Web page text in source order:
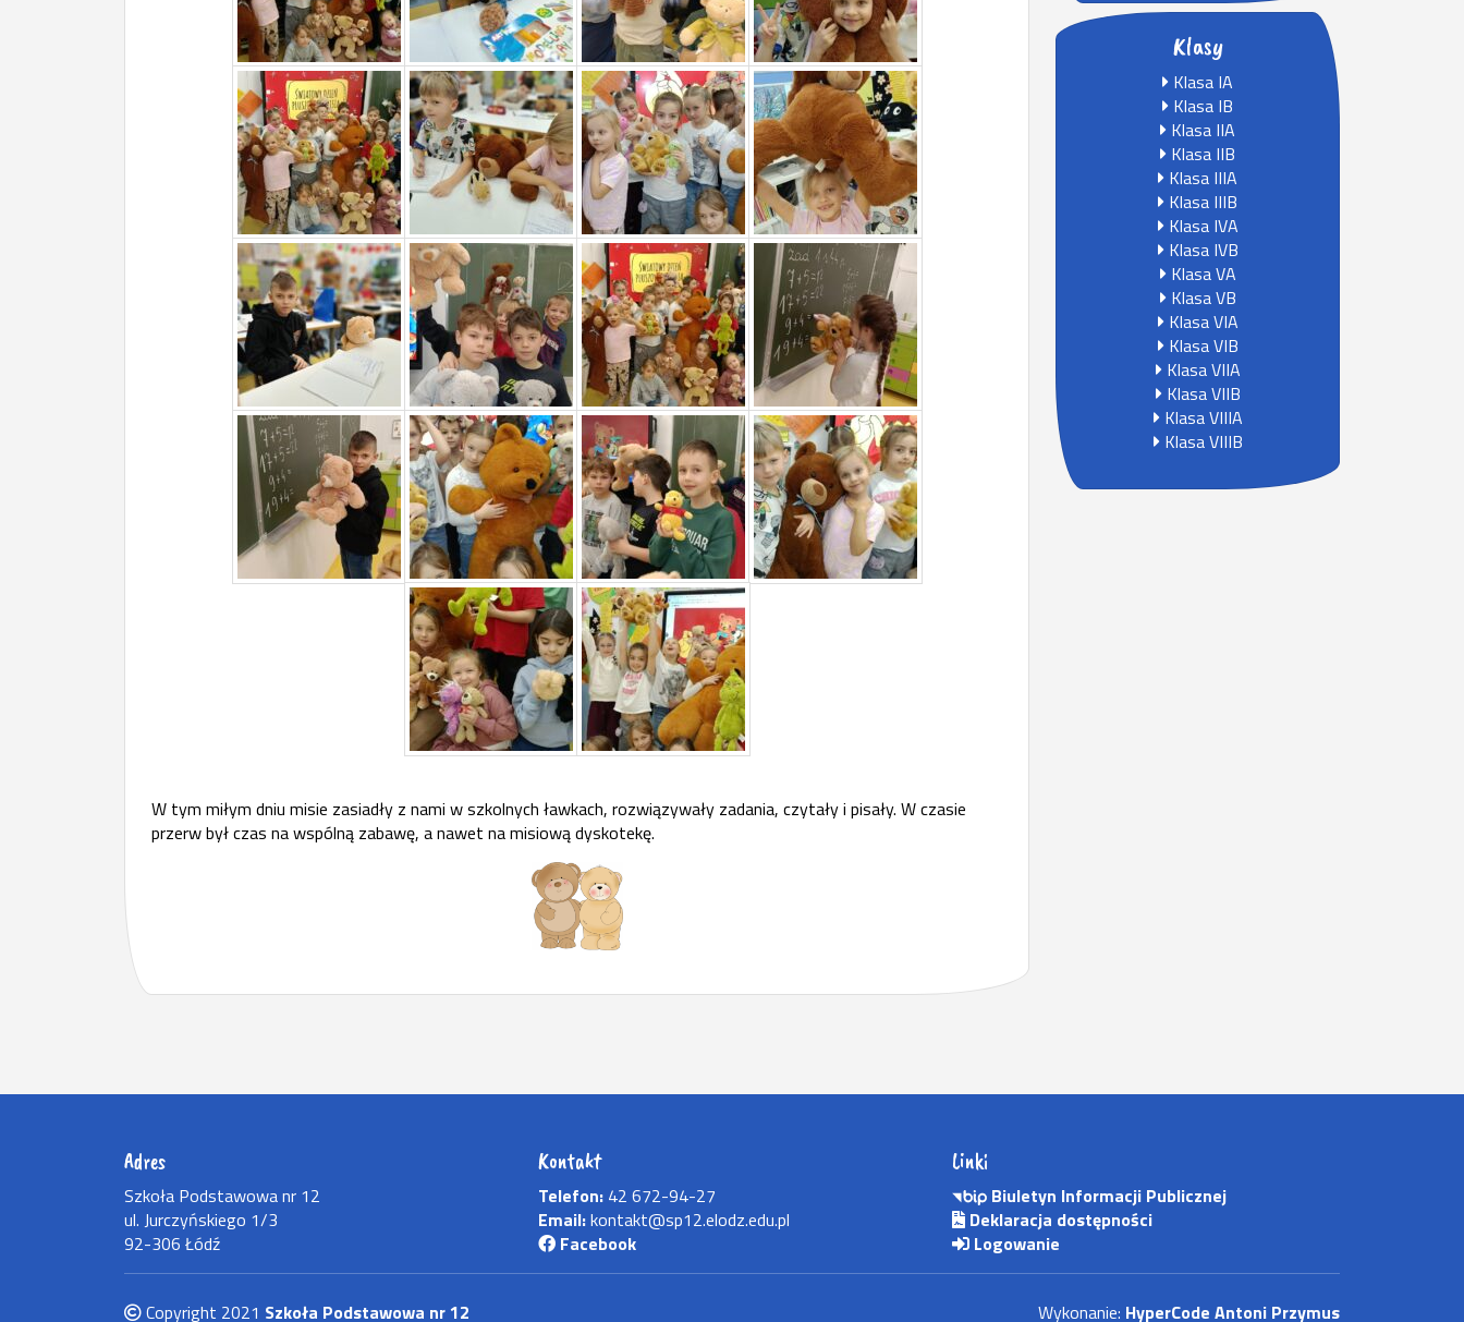
W tym miłym dniu misie zasiadły z nami w szkolnych ławkach, rozwiązywały zadania, czytały i pisały. W czasie
przerw był czas na wspólną zabawę, a nawet na misiową dyskotekę.
Klasy
Klasa IA
Klasa IB
Klasa IIA
Klasa IIB
Klasa IIIA
Klasa IIIB
Klasa IVA
Klasa IVB
Klasa VA
Klasa VB
Klasa VIA
Klasa VIB
Klasa VIIA
Klasa VIIB
Klasa VIIIA
Klasa VIIIB
Adres
Szkoła Podstawowa nr 12
ul. Jurczyńskiego 1/3
92-306 Łódź
Kontakt
Telefon: 42 672-94-27
Email:kontakt@sp12.elodz.edu.pl
Facebook
Linki
Biuletyn Informacji Publicznej
Deklaracja dostępności
Logowanie
Copyright 2021 Szkoła Podstawowa nr 12 Wykonanie: HyperCode Antoni Przymus